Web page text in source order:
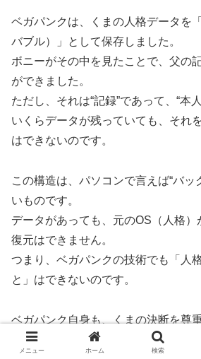
ベガパンクは、くまの人格データを
バブル）」として保存しました。
ボニーがその中を見たことで、父の
ができました。
ただし、それは“記録”であって、“本
いくらデータが残っていても、それ
はできないのです。
この構造は、パソコンで言えば“バッ
いものです。
データがあっても、元のOS（人格）
復元はできません。
つまり、ベガパンクの技術でも「人
と」はできないのです。
ベガパンク自身も、くまの決断を尊
「彼はすべてを理解したうえで、自
メニュー ホーム 検索